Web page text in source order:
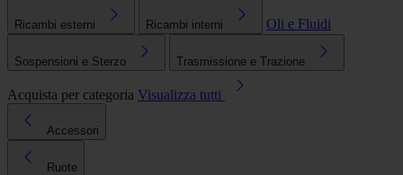
Ricambi esterni Ricambi interni Oli e Fluidi
Sospensioni e Sterzo Trasmissione e Trazione
Acquista per categoria Visualizza tutti
Accessori
Ruote